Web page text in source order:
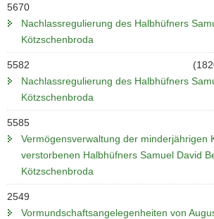
5670
Nachlassregulierung des Halbhüfners
Kötzschenbroda
5582
Nachlassregulierung des Halbhüfners
Kötzschenbroda
5585
Vermögensverwaltung der minderjährigen
verstorbenen Halbhüfners Samuel David
Kötzschenbroda
2549
Vormundschaftsangelegenheiten von